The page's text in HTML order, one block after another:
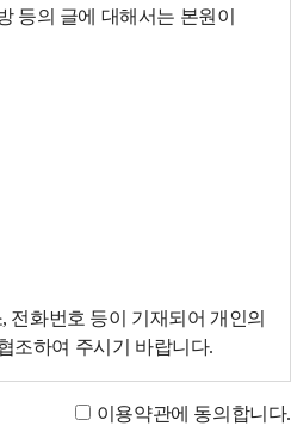
등의 글에 대해서는 본원이
화번호 등이 기재되어 개인의
조하여 주시기 바랍니다.
이용약관에 동의합니다.